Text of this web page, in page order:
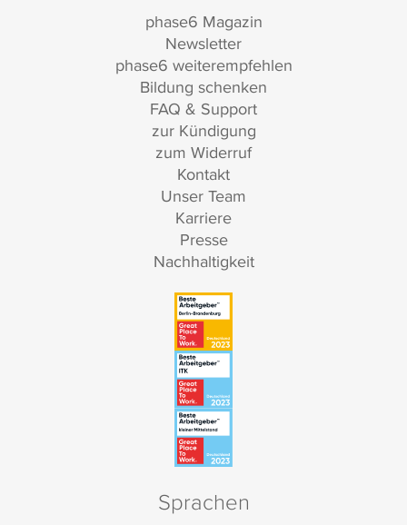
phase6 Magazin
Newsletter
phase6 weiterempfehlen
Bildung schenken
FAQ & Support
zur Kündigung
zum Widerruf
Kontakt
Unser Team
Karriere
Presse
Nachhaltigkeit
Sprachen